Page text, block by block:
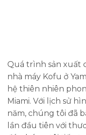
Quá trình sản xuất
nhà máy Kofu ở
hệ thiên nhiên
Miami. Với lịch sử
năm, chúng tôi đã
lần đầu tiên với